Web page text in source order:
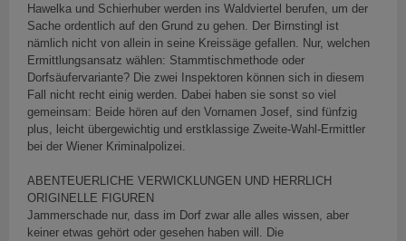
Hawelka und Schierhuber werden ins Waldviertel berufen, um der
Sache ordentlich auf den Grund zu gehen. Der Birnstingl ist
nämlich nicht von allein in seine Kreissäge gefallen. Nur, welchen
Ermittlungsansatz wählen: Stammtischmethode oder
Dorfsäufervariante? Die zwei Inspektoren können sich in diesem
Fall nicht recht einig werden. Dabei haben sie sonst so viel
gemeinsam: Beide hören auf den Vornamen Josef, sind fünfzig
plus, leicht übergewichtig und erstklassige Zweite-Wahl-Ermittler
bei der Wiener Kriminalpolizei.
ABENTEUERLICHE VERWICKLUNGEN UND HERRLICH
ORIGINELLE FIGUREN
Jammerschade nur, dass im Dorf zwar alle alles wissen, aber
keiner etwas gehört oder gesehen haben will. Die